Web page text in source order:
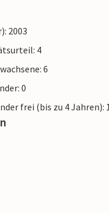
2003
4
6
0
frei (bis zu 4 Jahren):